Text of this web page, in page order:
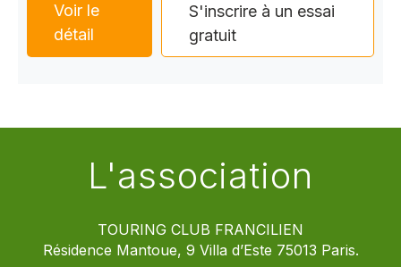
Voir le
détail
S'inscrire à un essai
gratuit
L'association
TOURING CLUB FRANCILIEN
Résidence Mantoue, 9 Villa d’Este 75013 Paris.